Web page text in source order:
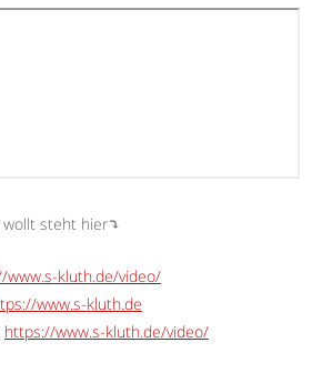
wollt steht hier⤵︎
www.s-kluth.de/video/
www.s-kluth.de
https://www.s-kluth.de/video/